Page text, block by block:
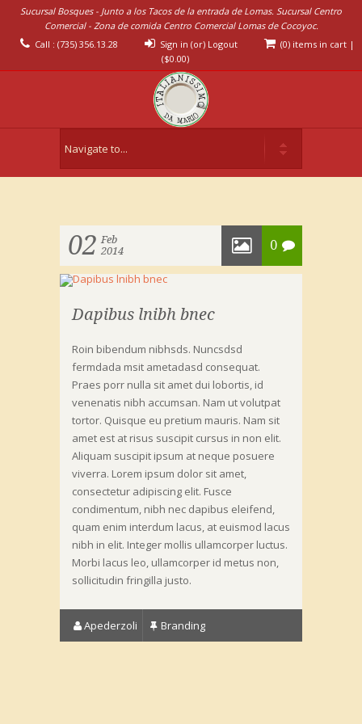
Sucursal Bosques - Junto a los Tacos de la entrada de Lomas. Sucursal Centro
Comercial - Zona de comida Centro Comercial Lomas de Cocoyoc.
Call : (735) 356.13.28
Sign in (or) Logout (0) items in cart|
($0.00)
02 Feb
2014
0
Dapibus lnibh bnec
Roin bibendum nibhsds. Nuncsdsd
fermdada msit ametadasd consequat.
Praes porr nulla sit amet dui lobortis, id
venenatis nibh accumsan. Nam ut volutpat
tortor. Quisque eu pretium mauris. Nam sit
amet est at risus suscipit cursus in non elit.
Aliquam suscipit ipsum at neque posuere
viverra. Lorem ipsum dolor sit amet,
consectetur adipiscing elit. Fusce
condimentum, nibh nec dapibus eleifend,
quam enim interdum lacus, at euismod lacus
nibh in elit. Integer mollis ullamcorper luctus.
Morbi lacus leo, ullamcorper id metus non,
sollicitudin fringilla justo.
Apederzoli Branding